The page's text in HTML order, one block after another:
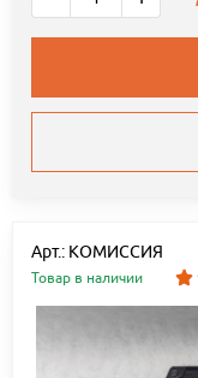
Арт.: КОМИССИЯ
Товар в наличии